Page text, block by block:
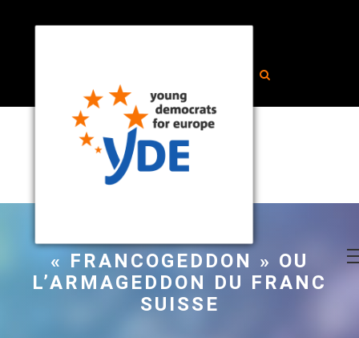
« FRANCOGEDDON » OU
L’ARMAGEDDON DU FRANC
SUISSE